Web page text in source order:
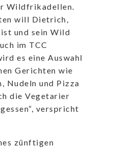
Wildfrikadellen.
will Dietrich,
und sein Wild
im TCC
es eine Auswahl
Gerichten wie
Nudeln und Pizza
die Vegetarier
verspricht
zünftigen